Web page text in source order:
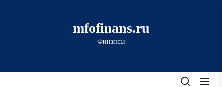
mfofinans.ru
Финансы